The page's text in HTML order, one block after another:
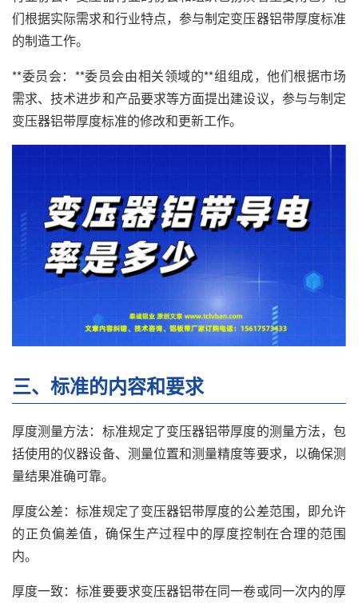
们根据实际需求和行业特点，参与制定变压器铝带厚度标准
的制造工作。
**委员会：**委员会由相关领域的**组组成，他们根据市场
需求、技术进步和产品要求等方面提出建设议，参与与制定
变压器铝带厚度标准的修改和更新工作。
三、标准的内容和要求
厚度测量方法：标准规定了变压器铝带厚度的测量方法，包
括使用的仪器设备、测量位置和测量精度等要求，以确保测
量结果准确可靠。
厚度公差：标准规定了变压器铝带厚度的公差范围，即允许
的正负偏差值，确保生产过程中的厚度控制在合理的范围
内。
厚度一致：标准要要求变压器铝带在同一卷或同一次内的厚